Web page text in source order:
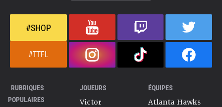
#SHOP
#TTFL
RUBRIQUES
POPULAIRES
JOUEURS
Victor
ÉQUIPES
Atlanta Hawks